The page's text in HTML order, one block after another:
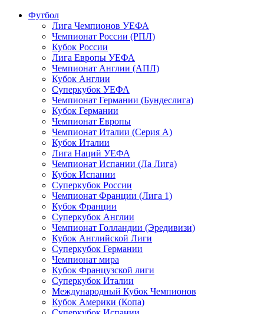
Футбол
Лига Чемпионов УЕФА
Чемпионат России (РПЛ)
Кубок России
Лига Европы УЕФА
Чемпионат Англии (АПЛ)
Кубок Англии
Суперкубок УЕФА
Чемпионат Германии (Бундеслига)
Кубок Германии
Чемпионат Европы
Чемпионат Италии (Серия А)
Кубок Италии
Лига Наций УЕФА
Чемпионат Испании (Ла Лига)
Кубок Испании
Суперкубок России
Чемпионат Франции (Лига 1)
Кубок Франции
Суперкубок Англии
Чемпионат Голландии (Эредивизи)
Кубок Английской Лиги
Суперкубок Германии
Чемпионат мира
Кубок Французской лиги
Суперкубок Италии
Международный Кубок Чемпионов
Кубок Америки (Копа)